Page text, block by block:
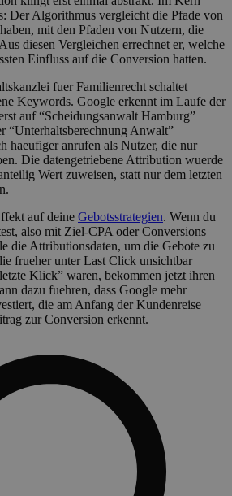
Der Algorithmus vergleicht die Pfade von
mit den Pfaden von Nutzern, die
diesen Vergleichen errechnet er, welche
Einfluss auf die Conversion hatten.
fuer Familienrecht schaltet
Keywords. Google erkennt im Laufe der
auf “Scheidungsanwalt Hamburg”
“Unterhaltsberechnung Anwalt”
haeufiger anrufen als Nutzer, die nur
Die datengetriebene Attribution wuerde
Wert zuweisen, statt nur dem letzten
auf deine Gebotsstrategien. Wenn du
also mit Ziel-CPA oder Conversions
die Attributionsdaten, um die Gebote zu
frueher unter Last Click unsichtbar
Klick” waren, bekommen jetzt ihren
dazu fuehren, dass Google mehr
die am Anfang der Kundenreise
zur Conversion erkennt.